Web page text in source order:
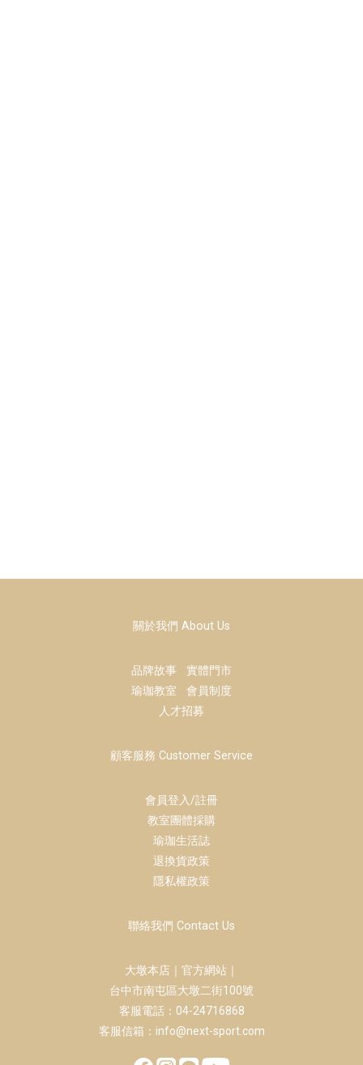
關於我們 About Us
品牌故事 實體門市
瑜珈教室 會員制度
人才招募
顧客服務 Customer Service
會員登入/註冊
教室團體採購
瑜珈生活誌
退換貨政策
隱私權政策
聯絡我們 Contact Us
大墩本店｜官方網站｜
台中市南屯區大墩二街100號
客服電話：04-24716868
客服信箱：info@next-sport.com